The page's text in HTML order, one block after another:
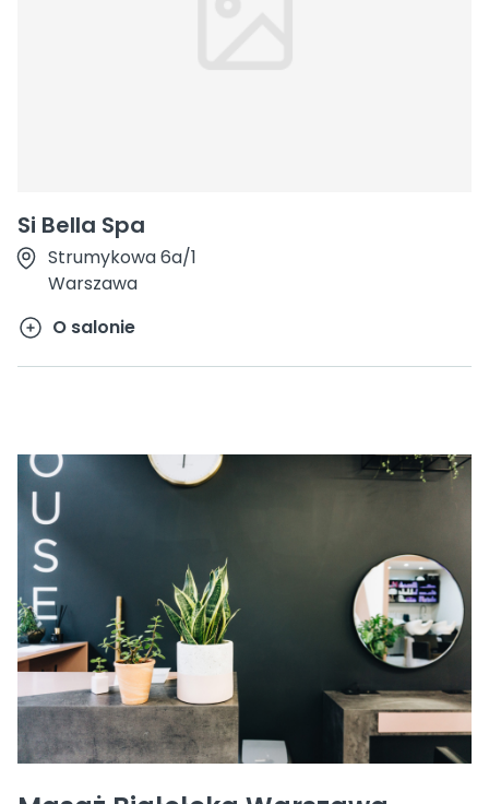
Si Bella Spa
Strumykowa 6a/1
Warszawa
O salonie